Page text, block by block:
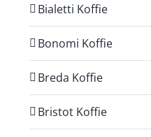
Bialetti Koffie
Bonomi Koffie
Breda Koffie
Bristot Koffie